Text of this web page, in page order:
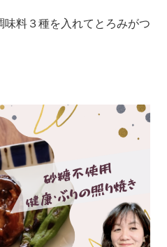
味料３種を入れてとろみがつ